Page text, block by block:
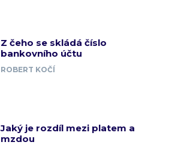
Z čeho se skládá číslo
bankovního účtu
ROBERT KOČÍ
Jaký je rozdíl mezi platem a
mzdou